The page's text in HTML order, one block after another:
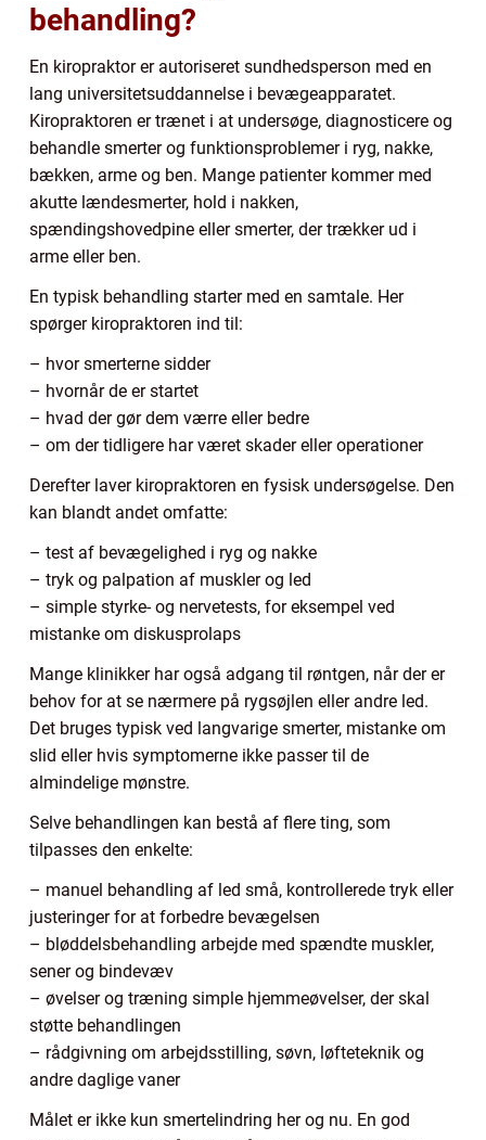
behandling?
En kiropraktor er autoriseret sundhedsperson med en
lang universitetsuddannelse i bevægeapparatet.
Kiropraktoren er trænet i at undersøge, diagnosticere og
behandle smerter og funktionsproblemer i ryg, nakke,
bækken, arme og ben. Mange patienter kommer med
akutte lændesmerter, hold i nakken,
spændingshovedpine eller smerter, der trækker ud i
arme eller ben.
En typisk behandling starter med en samtale. Her
spørger kiropraktoren ind til:
– hvor smerterne sidder
– hvornår de er startet
– hvad der gør dem værre eller bedre
– om der tidligere har været skader eller operationer
Derefter laver kiropraktoren en fysisk undersøgelse. Den
kan blandt andet omfatte:
– test af bevægelighed i ryg og nakke
– tryk og palpation af muskler og led
– simple styrke- og nervetests, for eksempel ved
mistanke om diskusprolaps
Mange klinikker har også adgang til røntgen, når der er
behov for at se nærmere på rygsøjlen eller andre led.
Det bruges typisk ved langvarige smerter, mistanke om
slid eller hvis symptomerne ikke passer til de
almindelige mønstre.
Selve behandlingen kan bestå af flere ting, som
tilpasses den enkelte:
– manuel behandling af led små, kontrollerede tryk eller
justeringer for at forbedre bevægelsen
– bløddelsbehandling arbejde med spændte muskler,
sener og bindevæv
– øvelser og træning simple hjemmeøvelser, der skal
støtte behandlingen
– rådgivning om arbejdsstilling, søvn, løfteteknik og
andre daglige vaner
Målet er ikke kun smertelindring her og nu. En god